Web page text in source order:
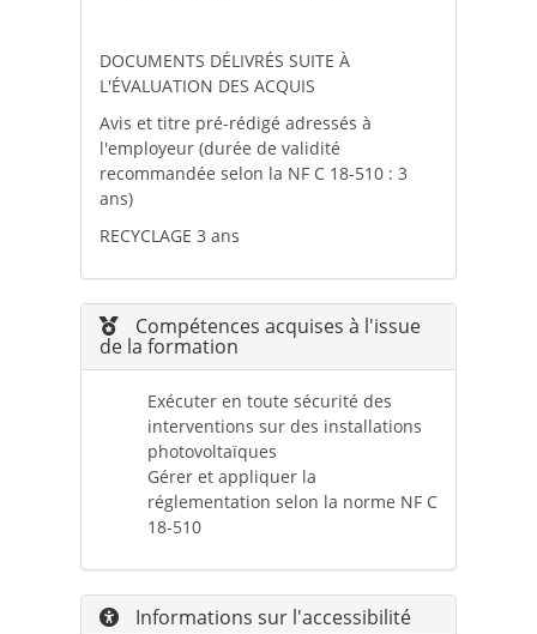
DOCUMENTS DÉLIVRÉS SUITE À
L'ÉVALUATION DES ACQUIS
Avis et titre pré-rédigé adressés à
l'employeur (durée de validité
recommandée selon la NF C 18-510 : 3
ans)
RECYCLAGE 3 ans
Compétences acquises à l'issue
de la formation
Exécuter en toute sécurité des
interventions sur des installations
photovoltaïques
Gérer et appliquer la
réglementation selon la norme NF C
18-510
Informations sur l'accessibilité